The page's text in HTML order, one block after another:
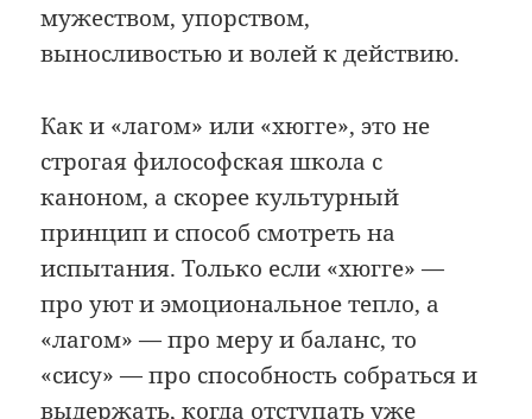
мужеством, упорством,
выносливостью и волей к действию.
Как и «лагом» или «хюгге», это не
строгая философская школа с
каноном, а скорее культурный
принцип и способ смотреть на
испытания. Только если «хюгге» —
про уют и эмоциональное тепло, а
«лагом» — про меру и баланс, то
«сису» — про способность собраться и
выдержать, когда отступать уже